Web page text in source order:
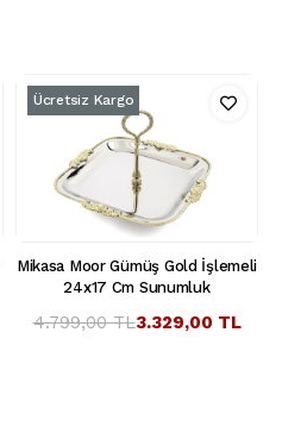
Mikasa Moor Gümüş Gold İşlemeli
24x17 Cm Sunumluk
3.329,00 TL
4.799,00 TL
Ücretsiz Kargo